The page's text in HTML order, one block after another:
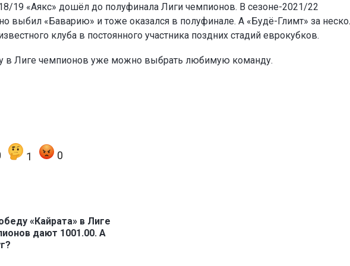
19 «Аякс» дошёл до полуфинала Лиги чемпионов. В сезоне-2021/22
выбил «Баварию» и тоже оказался в полуфинале. А «Будё-Глимт» за
клуба в постоянного участника поздних стадий еврокубков.
в Лиге чемпионов уже можно выбрать любимую команду.
1 0
«Кайрата» в Лиге
дают 1001.00. А